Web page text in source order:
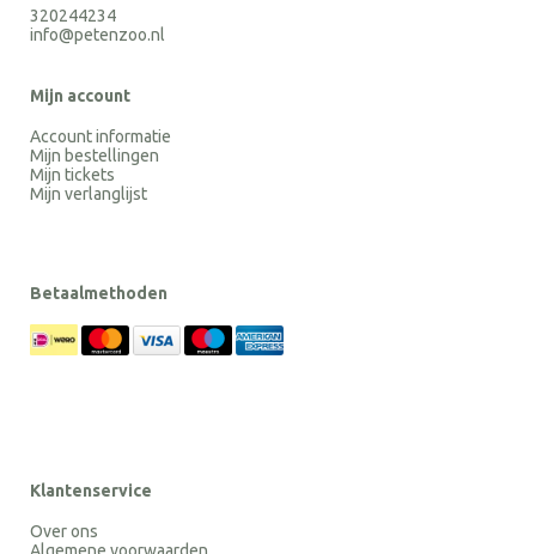
320244234
info@petenzoo.nl
Mijn account
Account informatie
Mijn bestellingen
Mijn tickets
Mijn verlanglijst
Betaalmethoden
Klantenservice
Over ons